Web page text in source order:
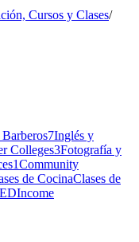
Cursos y Clases/
7Inglés y
Colleges3Fotografía y
1Community
de CocinaClases de
Income